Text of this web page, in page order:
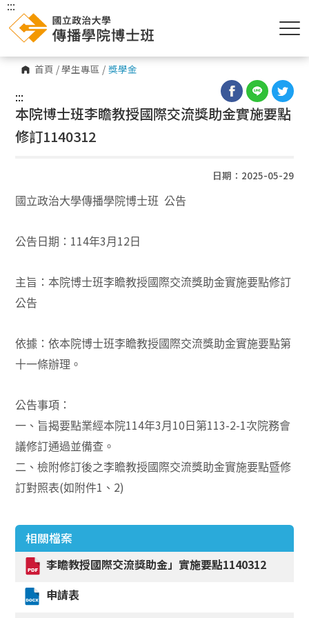
首頁 /學生專區 / 獎學金
:::
:::
本院博士班李瞻教授國際交流獎助金實施要點
修訂1140312
日期：2025-05-29
國立政治大學傳播學院博士班 公告
公告日期： 114年3 月 12 日
主旨：本院博士班李瞻教授國際交流獎助金實施要點修訂
公告
依據：依本院博士班李瞻教授國際交流獎助金實施要點第
十一條辦理。
公告事項：
一、旨揭要點業經本院114年3 月 10 日第113-2-1次院務會
議修訂通過並備查。
二、檢附修訂後之李瞻教授國際交流獎助金實施要點暨修
訂對照表(如附件1 、 2)
相關檔案
李瞻教授國際交流獎助金」實施要點1140312
申請表